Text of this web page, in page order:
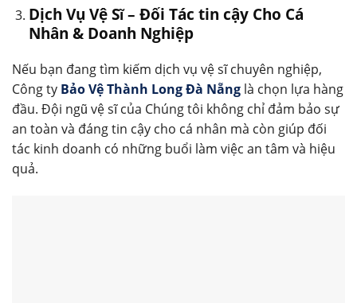
Dịch Vụ Vệ Sĩ – Đối Tác tin cậy Cho Cá
Nhân & Doanh Nghiệp
Nếu bạn đang tìm kiếm dịch vụ vệ sĩ chuyên nghiệp,
Công ty Bảo Vệ Thành Long Đà Nẵng là chọn lựa hàng
đầu. Đội ngũ vệ sĩ của Chúng tôi không chỉ đảm bảo sự
an toàn và đáng tin cậy cho cá nhân mà còn giúp đối
tác kinh doanh có những buổi làm việc an tâm và hiệu
quả.